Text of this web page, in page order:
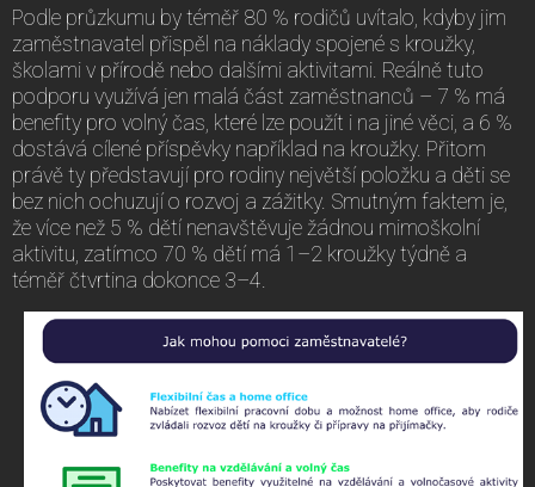
Podle průzkumu by téměř 80 % rodičů uvítalo, kdyby jim
zaměstnavatel přispěl na náklady spojené s kroužky,
školami v přírodě nebo dalšími aktivitami. Reálně tuto
podporu využívá jen malá část zaměstnanců – 7 % má
benefity pro volný čas, které lze použít i na jiné věci, a 6 %
dostává cílené příspěvky například na kroužky. Přitom
právě ty představují pro rodiny největší položku a děti se
bez nich ochuzují o rozvoj a zážitky. Smutným faktem je,
že více než 5 % dětí nenavštěvuje žádnou mimoškolní
aktivitu, zatímco 70 % dětí má 1–2 kroužky týdně a
téměř čtvrtina dokonce 3–4.